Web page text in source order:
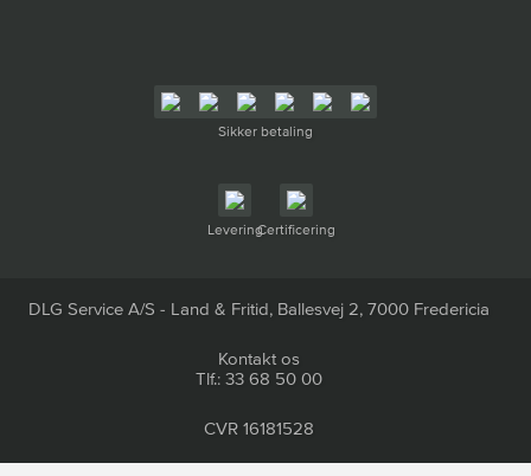
Sikker betaling
LeveringCertificering
DLG Service A/S - Land & Fritid, Ballesvej 2, 7000 Fredericia
Kontakt os
Tlf.: 33 68 50 00
CVR 16181528